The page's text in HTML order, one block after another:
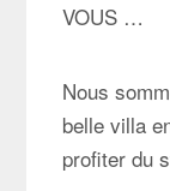
VOUS …
Nous
belle villa
profiter du